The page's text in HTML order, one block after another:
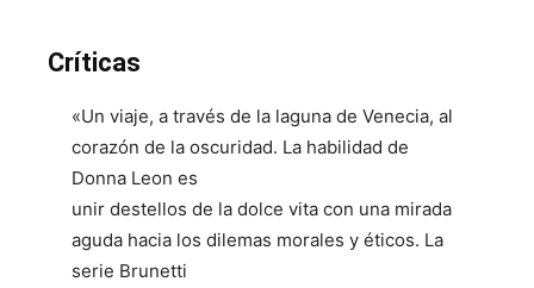
Críticas
«Un viaje, a través de la laguna de Venecia, al
corazón de la oscuridad. La habilidad de
Donna Leon es
unir destellos de la dolce vita con una mirada
aguda hacia los dilemas morales y éticos. La
serie Brunetti